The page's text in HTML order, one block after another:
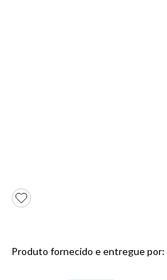
Produto fornecido e entregue por: